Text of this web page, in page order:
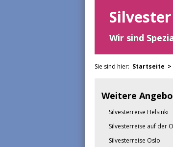
Wir sind
Sie sind hier: Startseite >
Weitere
Silvesterreise Helsinki
Silvesterreise auf der
Silvesterreise Oslo